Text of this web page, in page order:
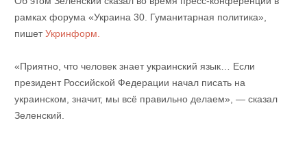
рамках форума «Украина 30. Гуманитарная политика»,
пишетУкринформ.
«Приятно, что человек знает украинский язык… Если
президент Российской Федерации начал писать на
украинском, значит, мы всё правильно делаем», — сказал
Зеленский.